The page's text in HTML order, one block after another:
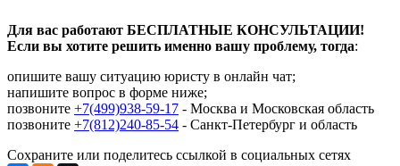
Для вас работают БЕСПЛАТНЫЕ КОНСУЛЬТАЦИИ!
Если вы хотите решить именно вашу проблему, тогда:
опишите вашу ситуацию юристу в онлайн чат;
напишите вопрос в форме ниже;
позвоните +7(499)938-59-17 - Москва и Московская область
позвоните +7(812)240-85-54 - Санкт-Петербург и область
Сохраните или поделитесь ссылкой в социальных сетях